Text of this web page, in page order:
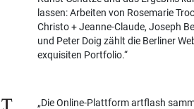
lassen: Arbeiten von Rosemarie
Christo + Jeanne-Claude, Joseph
und Peter Doig zählt die Berliner
exquisiten Portfolio.
Die Online-Plattform artflash